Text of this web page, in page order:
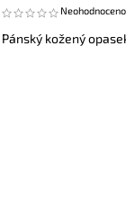
Neohodnoceno
Pánský kožený